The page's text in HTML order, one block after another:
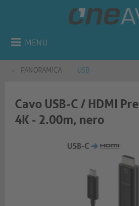
MENU
PANORAMICA USB
Cavo USB-C / HDMI
4K - 2.00m, nero